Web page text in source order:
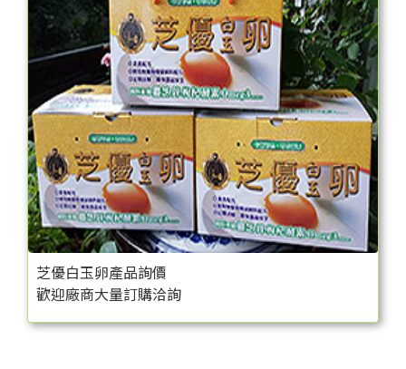
芝優白玉卵產品詢價
歡迎廠商大量訂購洽詢